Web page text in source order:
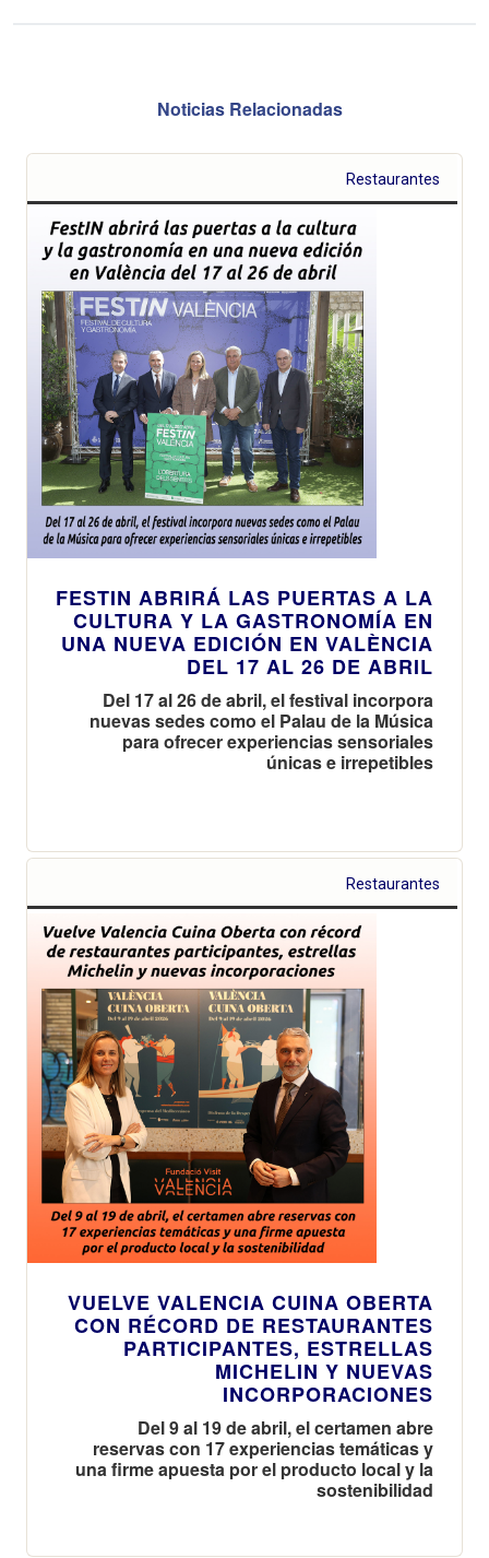
Noticias Relacionadas
Restaurantes
FESTIN ABRIRÁ LAS PUERTAS A LA
CULTURA Y LA GASTRONOMÍA EN
UNA NUEVA EDICIÓN EN VALÈNCIA
DEL 17 AL 26 DE ABRIL
Del 17 al 26 de abril, el festival incorpora
nuevas sedes como el Palau de la Música
para ofrecer experiencias sensoriales
únicas e irrepetibles
Restaurantes
VUELVE VALENCIA CUINA OBERTA
CON RÉCORD DE RESTAURANTES
PARTICIPANTES, ESTRELLAS
MICHELIN Y NUEVAS
INCORPORACIONES
Del 9 al 19 de abril, el certamen abre
reservas con 17 experiencias temáticas y
una firme apuesta por el producto local y la
sostenibilidad